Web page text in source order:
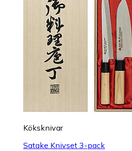
Köksknivar
Satake Knivset 3-pack